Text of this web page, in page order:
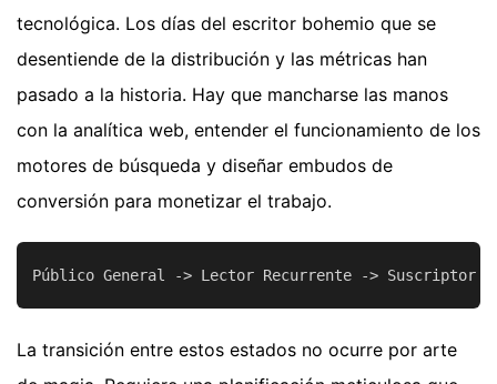
tecnológica. Los días del escritor bohemio que se
desentiende de la distribución y las métricas han
pasado a la historia. Hay que mancharse las manos
con la analítica web, entender el funcionamiento de los
motores de búsqueda y diseñar embudos de
conversión para monetizar el trabajo.
La transición entre estos estados no ocurre por arte